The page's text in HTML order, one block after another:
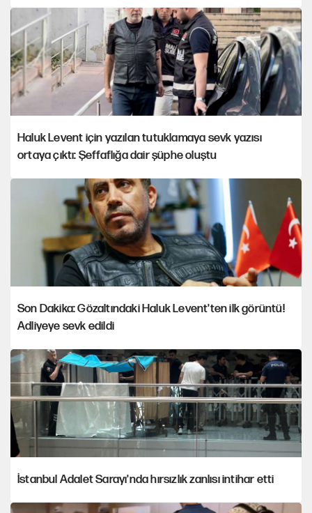
Haluk Levent için yazılan tutuklamaya sevk yazısı
ortaya çıktı: Şeffaflığa dair şüphe oluştu
Son Dakika: Gözaltındaki Haluk Levent'ten ilk görüntü!
Adliyeye sevk edildi
İstanbul Adalet Sarayı'nda hırsızlık zanlısı intihar etti